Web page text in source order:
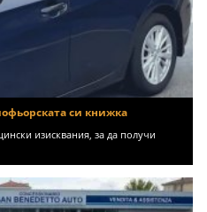
си книжка
изисквания, за да получи